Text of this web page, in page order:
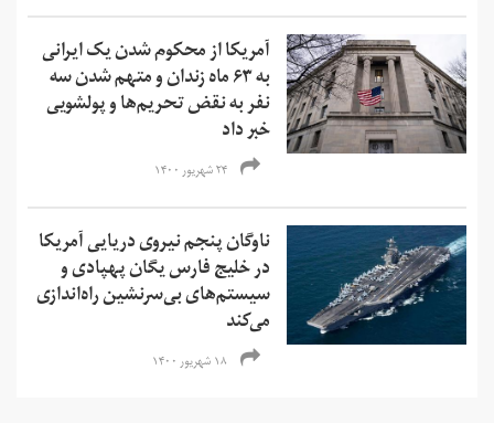
آمریکا از محکوم شدن یک ایرانی
به ۶۳ ماه زندان و متهم شدن سه
نفر به نقض تحریم‌ها و‌ پولشویی
خبر داد
۲۴ شهریور ۱۴۰۰
ناوگان پنجم نیروی دریایی آمریکا
در خلیج فارس یگان پهپادی و
سیستم‌های بی‌سرنشین راه‌اندازی
می‌کند
۱۸ شهریور ۱۴۰۰